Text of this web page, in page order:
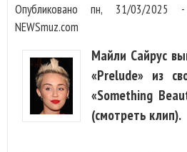
Опубликованопн, 31/03/2025
NEWSmuz.com
Майли Сайрус
«Prelude» из
«Something
(смотреть клип).